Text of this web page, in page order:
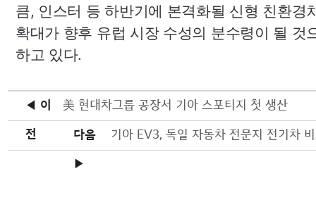
큼, 인스터 등 하반기에 본격화될 신형 친환경
확대가 향후 유럽 시장 수성의 분수령이 될 것
하고 있다.
◀ 이
전
美 현대차그룹 공장서 기아 스포티지 첫 생산
다음
▶